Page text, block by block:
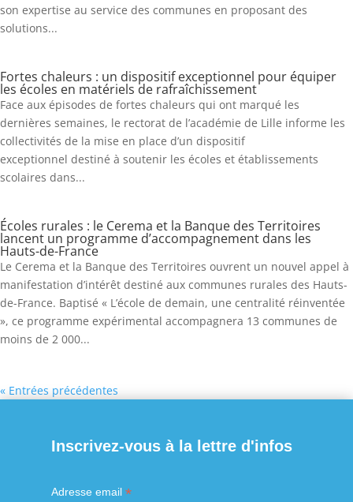
son expertise au service des communes en proposant des
solutions...
Fortes chaleurs : un dispositif exceptionnel pour équiper
les écoles en matériels de rafraîchissement
Face aux épisodes de fortes chaleurs qui ont marqué les
dernières semaines, le rectorat de l’académie de Lille informe les
collectivités de la mise en place d’un dispositif
exceptionnel destiné à soutenir les écoles et établissements
scolaires dans...
Écoles rurales : le Cerema et la Banque des Territoires
lancent un programme d’accompagnement dans les
Hauts-de-France
Le Cerema et la Banque des Territoires ouvrent un nouvel appel à
manifestation d’intérêt destiné aux communes rurales des Hauts-
de-France. Baptisé « L’école de demain, une centralité réinventée
», ce programme expérimental accompagnera 13 communes de
moins de 2 000...
« Entrées précédentes
Inscrivez-vous à la lettre d'infos
Adresse email *